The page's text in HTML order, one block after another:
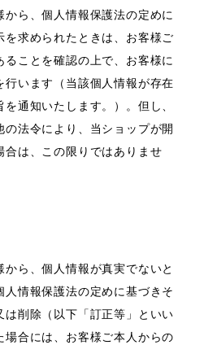
から、個人情報保護法の定めに
を求められたときは、お客様ご
ことを確認の上で、お客様に
行います（当該個人情報が存在
通知いたします。）。但し、
法令により、当ショップが開
合は、この限りではありませ
ら、個人情報が真実でないと
人情報保護法の定めに基づきそ
は削除（以下「訂正等」といい
場合には、お客様ご本人からの